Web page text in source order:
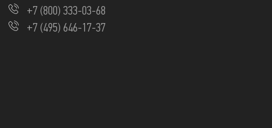
+7 (800) 333-03-68
+7 (495) 646-17-37